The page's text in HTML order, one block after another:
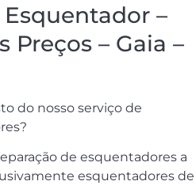
–
Preços – Gaia –
do nosso serviço de
de esquentadores a
esquentadores de